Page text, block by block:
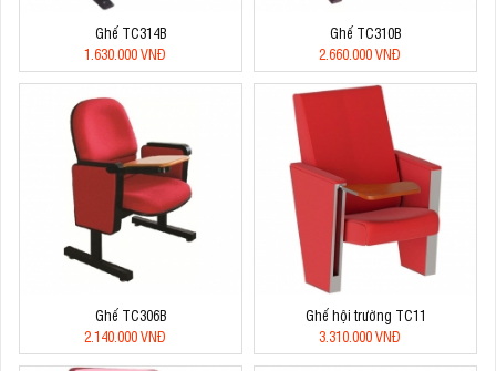
Ghế TC314B
1.630.000 VNĐ
Ghế TC310B
2.660.000 VNĐ
Ghế TC306B
2.140.000 VNĐ
Ghế hội trường TC11
3.310.000 VNĐ